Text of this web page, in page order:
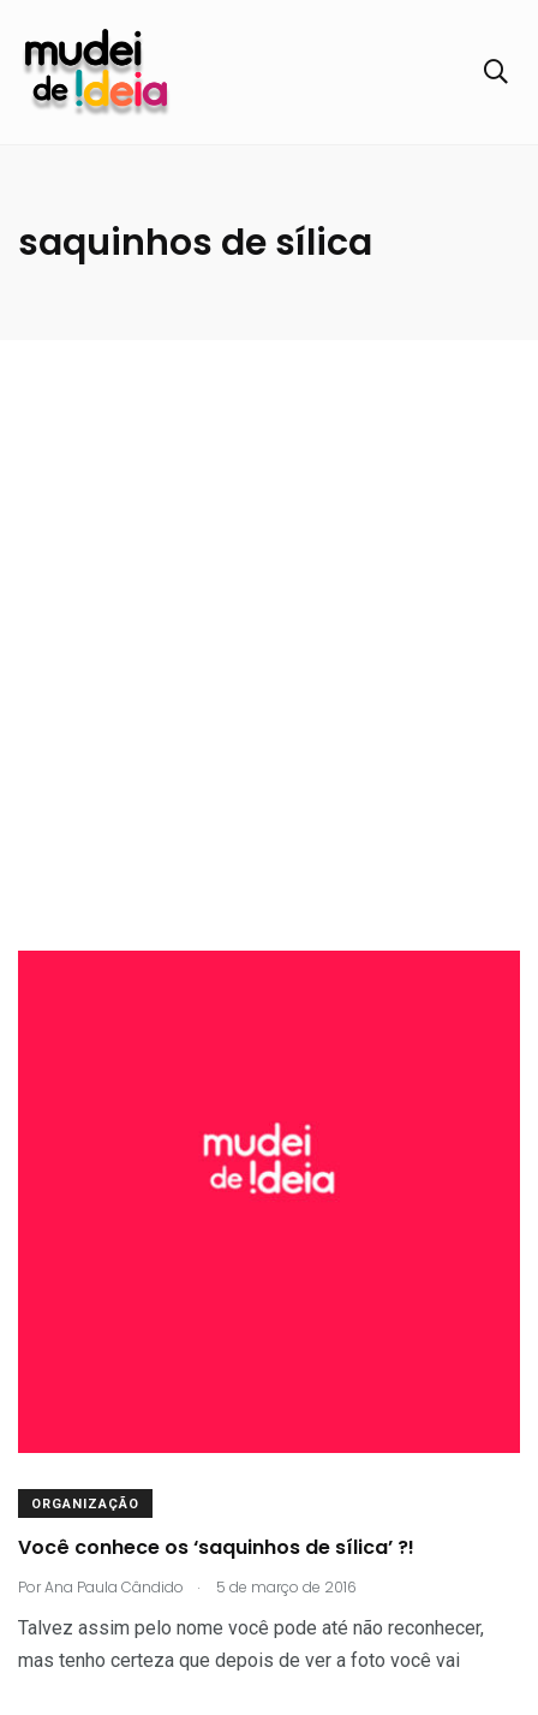
saquinhos de sílica
ORGANIZAÇÃO
Você conhece os ‘saquinhos de sílica’ ?!
PorAna Paula Cândido . 5 de março de 2016
Talvez assim pelo nome você pode até não reconhecer,
mas tenho certeza que depois de ver a foto você vai